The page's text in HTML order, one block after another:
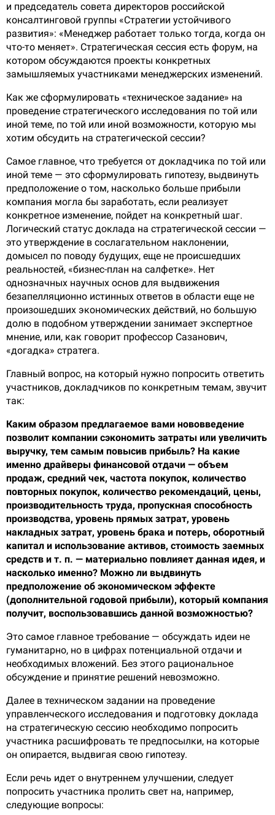
и председатель совета директоров российской
консалтинговой группы «Стратегии устойчивого
развития»: «Менеджер работает только тогда, когда он
что-то меняет». Стратегическая сессия есть форум, на
котором обсуждаются проекты конкретных
замышляемых участниками менеджерских изменений.
Как же сформулировать «техническое задание» на
проведение стратегического исследования по той или
иной теме, по той или иной возможности, которую мы
хотим обсудить на стратегической сессии?
Самое главное, что требуется от докладчика по той или
иной теме — это сформулировать гипотезу, выдвинуть
предположение о том, насколько больше прибыли
компания могла бы заработать, если реализует
конкретное изменение, пойдет на конкретный шаг.
Логический статус доклада на стратегической сессии —
это утверждение в сослагательном наклонении,
домысел по поводу будущих, еще не происшедших
реальностей, «бизнес-план на салфетке». Нет
однозначных научных основ для выдвижения
безапелляционно истинных ответов в области еще не
произошедших экономических действий, но большую
долю в подобном утверждении занимает экспертное
мнение, или, как говорит профессор Сазанович,
«догадка» стратега.
Главный вопрос, на который нужно попросить ответить
участников, докладчиков по конкретным темам, звучит
так:
Каким образом предлагаемое вами нововведение
позволит компании сэкономить затраты или увеличить
выручку, тем самым повысив прибыль? На какие
именно драйверы финансовой отдачи — объем
продаж, средний чек, частота покупок, количество
повторных покупок, количество рекомендаций, цены,
производительность труда, пропускная способность
производства, уровень прямых затрат, уровень
накладных затрат, уровень брака и потерь, оборотный
капитал и использование активов, стоимость заемных
средств и т. п. — материально повлияет данная идея, и
насколько именно? Можно ли выдвинуть
предположение об экономическом эффекте
(дополнительной годовой прибыли), который компания
получит, воспользовавшись данной возможностью?
Это самое главное требование — обсуждать идеи не
гуманитарно, но в цифрах потенциальной отдачи и
необходимых вложений. Без этого рациональное
обсуждение и принятие решений невозможно.
Далее в техническом задании на проведение
управленческого исследования и подготовку доклада
на стратегическую сессию необходимо попросить
участника расшифровать те предпосылки, на которые
он опирается, выдвигая свою гипотезу.
Если речь идет о внутреннем улучшении, следует
попросить участника пролить свет на, например,
следующие вопросы: